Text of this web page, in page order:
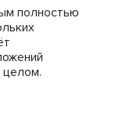
полностью
целом.